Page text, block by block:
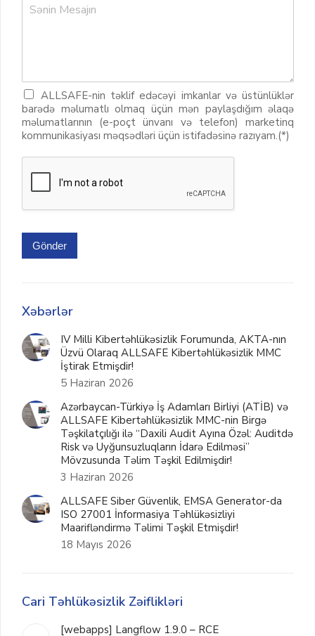
ALLSAFE-nin təklif edəcəyi imkanlar və üstünlüklər
barədə məlumatlı olmaq üçün mən paylaşdığım əlaqə
məlumatlarının (e-poçt ünvanı və telefon) marketinq
kommunikasiyası məqsədləri üçün istifadəsinə razıyam.(*)
Gönder
Xəbərlər
IV Milli Kibertəhlükəsizlik Forumunda, AKTA-nın
Üzvü Olaraq ALLSAFE Kibertəhlükəsizlik MMC
İştirak Etmişdir!
5 Haziran 2026
Azərbaycan-Türkiyə İş Adamları Birliyi (ATİB) və
ALLSAFE Kibertəhlükəsizlik MMC-nin Birgə
Təşkilatçılığı ilə “Daxili Audit Ayına Özəl: Auditdə
Risk və Uyğunsuzluqların İdarə Edilməsi”
Mövzusunda Təlim Təşkil Edilmişdir!
3 Haziran 2026
ALLSAFE Siber Güvenlik, EMSA Generator-da
ISO 27001 İnformasiya Təhlükəsizliyi
Maarifləndirmə Təlimi Təşkil Etmişdir!
18 Mayıs 2026
Cari Təhlükəsizlik Zəiflikləri
[webapps] Langflow 1.9.0 – RCE